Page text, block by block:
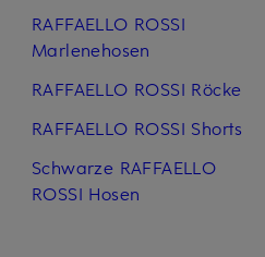
RAFFAELLO ROSSI
Marlenehosen
RAFFAELLO ROSSI Röcke
RAFFAELLO ROSSI Shorts
Schwarze RAFFAELLO
ROSSI Hosen